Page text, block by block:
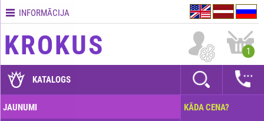
Kontakti
Piegādes
GARANTIJAS
Kā
apmaksāt?
INFORMĀCIJA
KROKUS 1
KATALOGS
JAUNUMI KĀDA CENA?